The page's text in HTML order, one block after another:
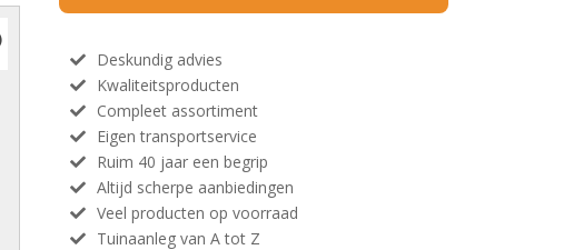
Deskundig advies
Kwaliteitsproducten
Compleet assortiment
Eigen transportservice
Ruim 40 jaar een begrip
Altijd scherpe aanbiedingen
Veel producten op voorraad
Tuinaanleg van A tot Z